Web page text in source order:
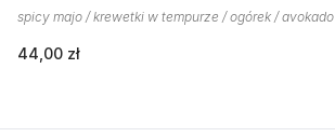
spicy majo / krewetki w tempurze / ogórek / avokado
44,00 zł